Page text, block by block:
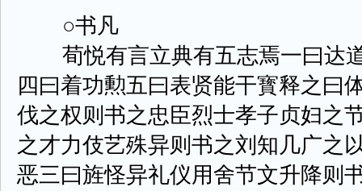
○书凡
荀悦有言立典有五志焉一曰达
四曰着功勲五曰表贤能干寳释之曰
伐之权则书之忠臣烈士孝子贞妇之
之才力伎艺殊异则书之刘知几广之
恶三曰旌怪异礼仪用舍节文升降则